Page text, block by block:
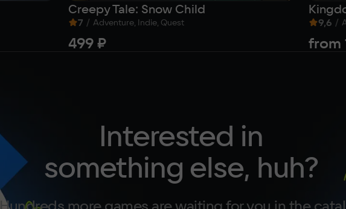
Creepy Tale: Snow Child
7 / Adventure, Indie, Quest
499 ₽
9,6 /
from
Interested in
something else, huh?
Hundreds more games are waiting for you in the